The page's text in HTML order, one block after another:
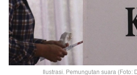
Ilustrasi. Pemungutan suara (Foto: